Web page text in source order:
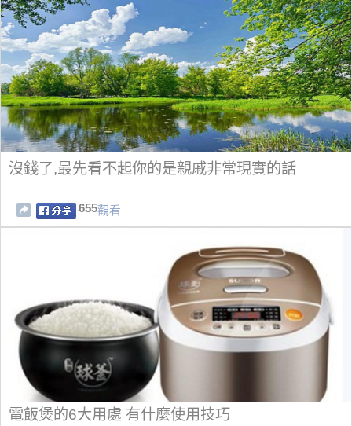
沒錢了,最先看不起你的是親戚非常現實的話
655觀看
電飯煲的6大用處 有什麼使用技巧